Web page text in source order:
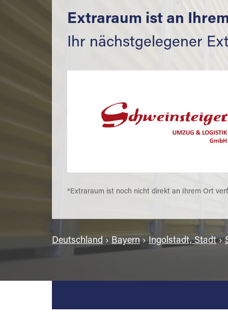
Extraraum ist an
Ihr nächstgelegener
*Extraraum ist noch nicht direkt an Ihrem Ort
Deutschland › Bayern›Ingolstadt, Stadt›